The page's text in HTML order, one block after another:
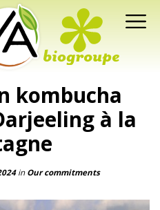
kombucha
à la
in Our commitments